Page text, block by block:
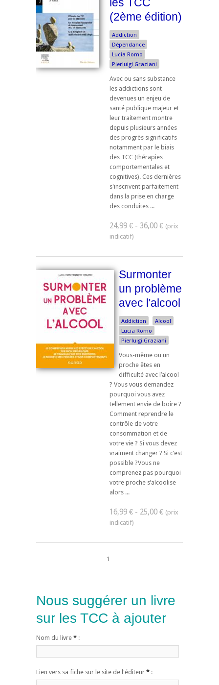
(2ème édition)
Addiction
Dépendance
Lucia Romo
Pierluigi Graziani
Avec ou sans substance
les addictions sont
devenues un enjeu de
santé publique majeur et
leur traitement montre
depuis plusieurs années
des progrès significatifs
notamment par le biais
des TCC (thérapies
comportementales et
cognitives). Ces dernières
s'inscrivent parfaitement
dans la prise en charge
des conduites ...
24,99 € - 36,00 €
Surmonter
un problème
avec l'alcool
Addiction
Alcool
Lucia Romo
Pierluigi Graziani
Vous-même ou un
proche êtes en
difficulté avec l’alcool
? Vous vous demandez
pourquoi vous avez
tellement envie de boire ?
Comment reprendre le
contrôle de votre
consommation et de
votre vie ? Si vous devez
vraiment changer ? Si c’est
possible ?Vous ne
comprenez pas pourquoi
votre proche s’alcoolise
alors ...
16,99 € - 25,00 €
1
Nous suggérer un livre
sur les TCC à ajouter
Nom du livre * :
Lien vers sa fiche sur le site de l'éditeur * :